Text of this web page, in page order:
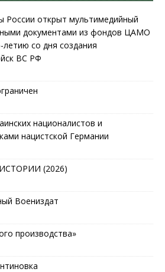
России открыт мультимедийный
документами из фондов ЦАМО
со дня создания
ВС РФ
националистов и
нацистской Германии
(2026)
Воениздат
производства»